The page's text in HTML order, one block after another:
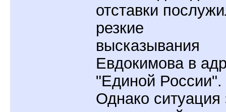
отставки
резкие
высказывания
Евдокимова в
"Единой России".
Однако ситуация